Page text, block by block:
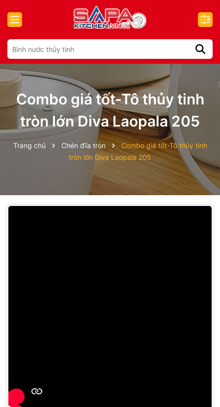
Combo giá tốt-Tô thủy tinh
tròn lớn Diva Laopala 205
Trang chủ Chén đĩa tròn
Combo giá tốt-Tô thủy tinh
tròn lớn Diva Laopala 205